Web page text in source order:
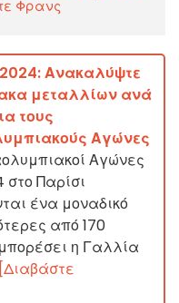
Φρανς
Ανακαλύψτε
μεταλλίων ανά
τους
Αγώνες
Αγώνες
στο Παρίσι
ένα μοναδικό
από 170
η Γαλλία
[Διαβάστε